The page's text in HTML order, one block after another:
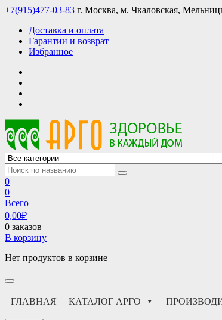
Skip
content
+7(915)477-03-83 г. Москва, м. Чкаловская,
Доставка и оплата
Гарантии и возврат
Избранное
АРГО интернет магазин, доставка в Москве и по
АРГО каталог каталог продукции, официальные
0
0
Всего
0,00₽
0 заказов
В корзину
Нет продуктов в корзине
ГЛАВНАЯ КАТАЛОГ АРГО